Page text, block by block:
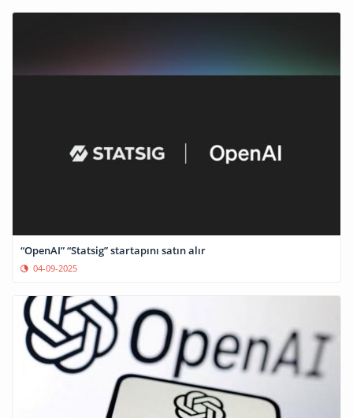
“OpenAI” “Statsig” startapını satın alır
04-09-2025